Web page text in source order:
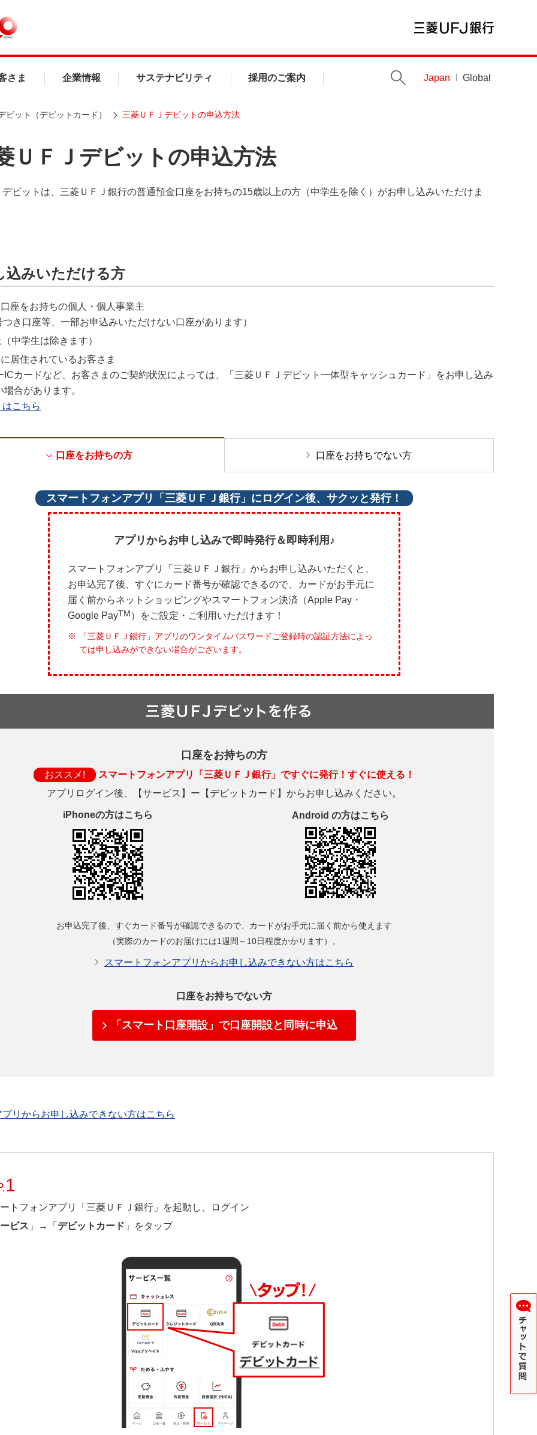
さま 企業情報 サステナビリティ 採用のご案内 Japan Global
ビット（デビットカード） 三菱ＵＦＪデビットの申込方法
ＵＦＪデビットの申込方法
デビットは、三菱ＵＦＪ銀行の普通預金口座をお持ちの15歳以上の方（中学生を除く）がお申し込みいただけま
込みいただける方
座をお持ちの個人・個人事業主
つき口座等、一部お申込みいただけない口座があります）
中学生は除きます）
居住されているお客さま
ICカードなど、お客さまのご契約状況によっては、「三菱ＵＦＪデビット一体型キャッシュカード」をお申し込み
場合があります。
はこちら
口座をお持ちの方 口座をお持ちでない方
スマートフォンアプリ「三菱ＵＦＪ銀行」にログイン後、サクッと発行！
アプリからお申し込みで即時発行＆即時利用♪
スマートフォンアプリ「三菱ＵＦＪ銀行」からお申し込みいただくと、
お申込完了後、すぐにカード番号が確認できるので、カードがお手元に
届く前からネットショッピングやスマートフォン決済（Apple Pay・
Google PayTM ）をご設定・ご利用いただけます！
「三菱ＵＦＪ銀行」アプリのワンタイムパスワードご登録時の認証方法によっ
ては申し込みができない場合がございます。
口座をお持ちの方
おススメ!
スマートフォンアプリ「三菱ＵＦＪ銀行」ですぐに発行！すぐに使える！
アプリログイン後、【サービス】ー【デビットカード】からお申し込みください。
iPhoneの方はこちら Android の方はこちら
お申込完了後、すぐカード番号が確認できるので、カードがお手元に届く前から使えます
（実際のカードのお届けには1週間～10日程度かかります）。
スマートフォンアプリからお申し込みできない方はこちら
口座をお持ちでない方
「スマート口座開設」で口座開設と同時に申込
プリからお申し込みできない方はこちら
1
トフォンアプリ「三菱ＵＦＪ銀行」を起動し、ログイン
ビス 」→「 デビットカード 」をタップ